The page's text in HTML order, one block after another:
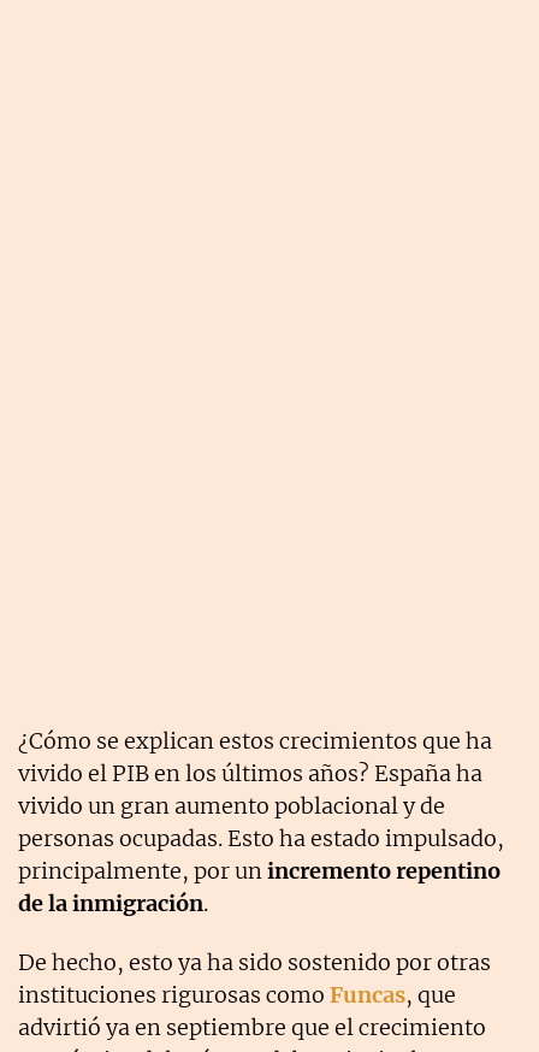
¿Cómo se explican estos crecimientos que ha
vivido el PIB en los últimos años? España ha
vivido un gran aumento poblacional y de
personas ocupadas. Esto ha estado impulsado,
principalmente, por unincremento repentino
de la inmigración.
De hecho, esto ya ha sido sostenido por otras
instituciones rigurosas como Funcas, que
advirtió ya en septiembre que el crecimiento